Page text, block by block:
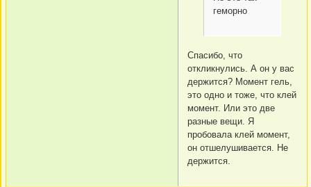
геморно
Спасибо, что
откликнулись. А он у вас
держится? Момент гель,
это одно и тоже, что клей
момент. Или это две
разные вещи. Я
пробовала клей момент,
он отшелушивается. Не
держится.